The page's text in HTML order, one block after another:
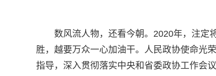
数风流人物，还看今朝。2020年，注定
胜，越要万众一心加油干。人民政协使命光
指导，深入贯彻落实中央和省委政协工作会